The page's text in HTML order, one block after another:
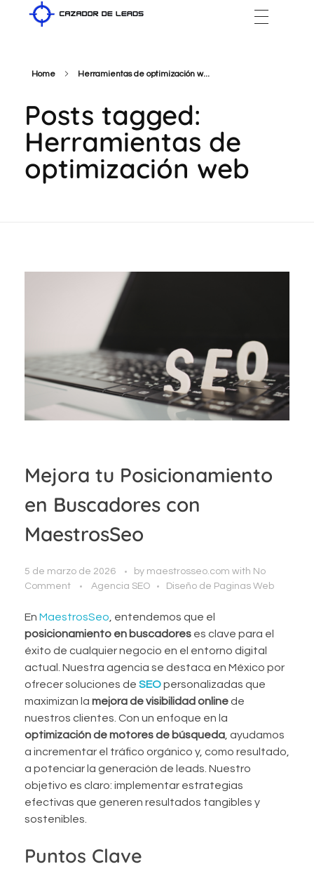
Home Herramientas de optimización w...
Posts tagged:
Herramientas de
optimización web
Mejora tu Posicionamiento
en Buscadores con
MaestrosSeo
5 de marzo de 2026 by maestrosseo.com with No
Comment
Agencia SEO Diseño de Paginas Web
En MaestrosSeo, entendemos que el
posicionamiento en buscadores es clave para el
éxito de cualquier negocio en el entorno digital
actual. Nuestra agencia se destaca en México por
ofrecer soluciones de SEOpersonalizadas que
maximizan la mejora de visibilidad onlinede
nuestros clientes. Con un enfoque en la
optimización de motores de búsqueda, ayudamos
a incrementar el tráfico orgánico y, como resultado,
a potenciar la generación de leads. Nuestro
objetivo es claro: implementar estrategias
efectivas que generen resultados tangibles y
sostenibles.
Puntos Clave